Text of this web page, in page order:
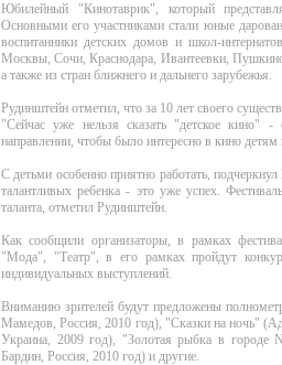
Юбилейный "Кинотаврик", который
Основными его участниками стали юные
воспитанники детских домов и школ-
Москвы, Сочи, Краснодара, Ивантеевки,
а также из стран ближнего и дальнего зарубежья.
Рудинштейн отметил, что за 10 лет своего
"Сейчас уже нельзя сказать "детское кино"
направлении, чтобы было интересно в кино
С детьми особенно приятно работать,
талантливых ребенка - это уже успех.
таланта, отметил Рудинштейн.
Как сообщили организаторы, в рамках
"Мода", "Театр", в его рамках пройдут
индивидуальных выступлений.
Вниманию зрителей будут предложены
Мамедов, Россия, 2010 год), "Сказки на ночь"
Украина, 2009 год), "Золотая рыбка в городе
Бардин, Россия, 2010 год) и другие.